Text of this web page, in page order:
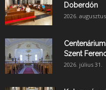
Doberdón
2026.
Szent
2026. július 31.